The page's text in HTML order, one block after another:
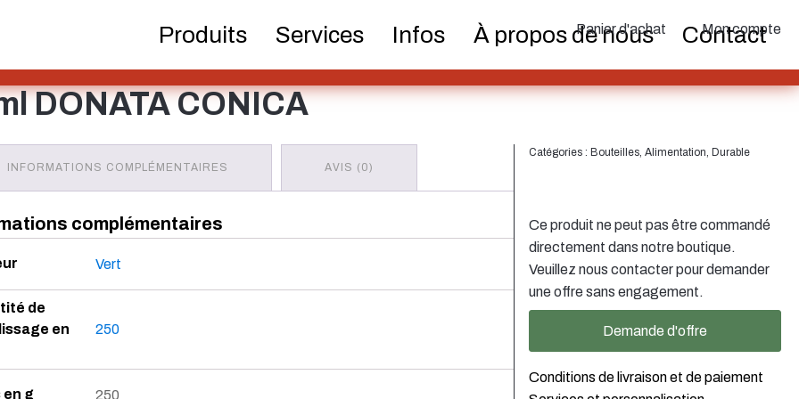
Produits
pompes
Bouteilles de
spiritueux
Pulvérisateur Réservoirs Fermetures
Bouteilles de vin et de
champagne
Services Infos À propos de nous Contact
CONICA Panier d'achat Mon compte
DONATA CONICA
INFORMATIONS COMPLÉMENTAIRES AVIS (0)
complémentaires
Vert
de
en
250
en g 250
Catégories : Bouteilles, Alimentation, Durable
Ce produit ne peut pas être commandé
directement dans notre boutique.
Veuillez nous contacter pour demander
une offre sans engagement.
Demande d'offre
Conditions de livraison et de paiement